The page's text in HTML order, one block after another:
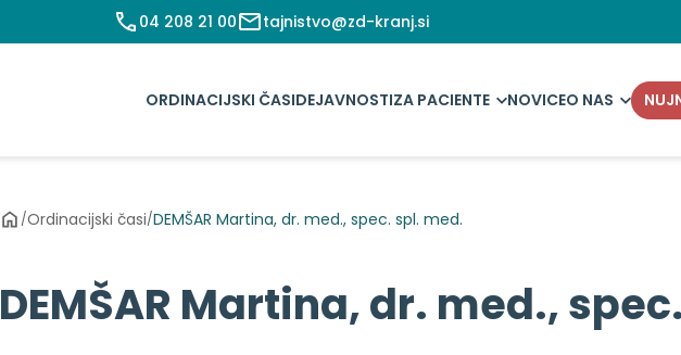
04 208 21 00 tajnistvo@zd-kranj.si
ORDINACIJSKI ČASIDEJAVNOSTIZA PACIENTE NOVICEO NAS
/Ordinacijski časi/DEMŠAR Martina, dr. med., spec. spl. med.
DEMŠAR Martina, dr. med.,